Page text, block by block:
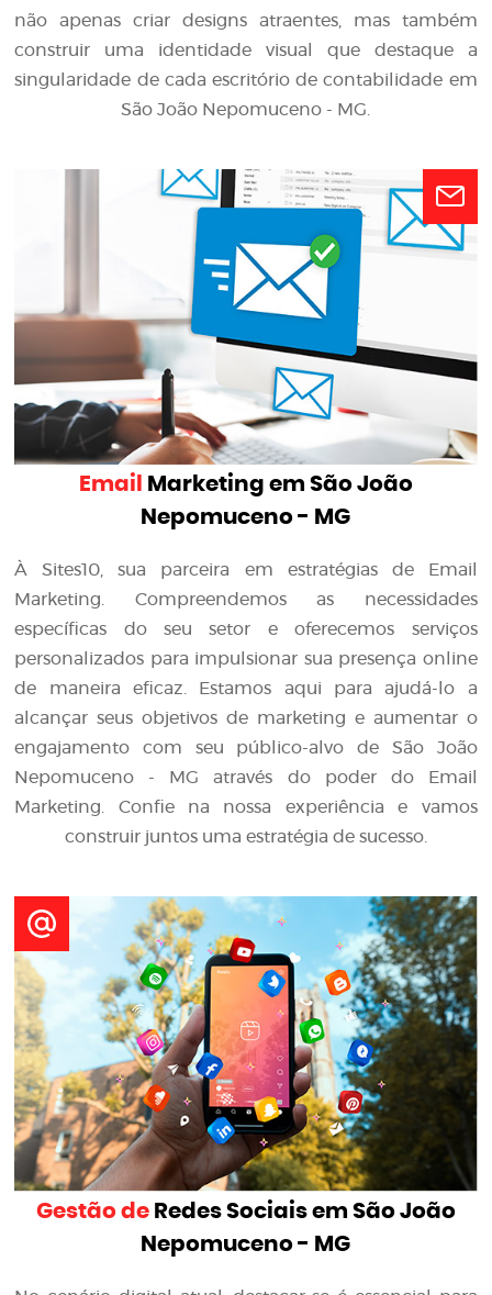
não apenas criar designs atraentes, mas também
construir uma identidade visual que destaque a
singularidade de cada escritório de contabilidade em
São João Nepomuceno - MG.
Email
Marketing em São João
Nepomuceno - MG
À Sites10, sua parceira em estratégias de Email
Marketing. Compreendemos as necessidades
específicas do seu setor e oferecemos serviços
personalizados para impulsionar sua presença online
de maneira eficaz. Estamos aqui para ajudá-lo a
alcançar seus objetivos de marketing e aumentar o
engajamento com seu público-alvo de São João
Nepomuceno - MG através do poder do Email
Marketing. Confie na nossa experiência e vamos
construir juntos uma estratégia de sucesso.
Gestão deRedes Sociais em São João
Nepomuceno - MG